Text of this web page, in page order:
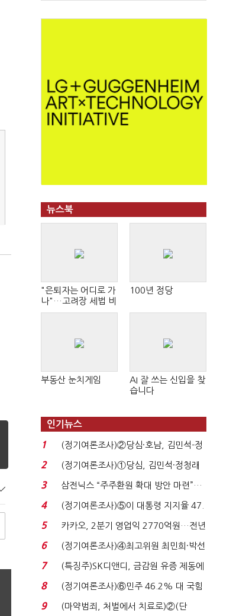
뉴스북
"은퇴자는 어디로 가
나"…고려장 세법 비
판 확산
100년 정당
부동산 눈치게임
AI 잘 쓰는 신입을 찾
습니다
인기뉴스
1
(정기여론조사)②당심·호남, 김민석-정
청래 '초접전'...
2
(정기여론조사)①당심, 김민석·정청래
'초접전'…대통령 ...
3
삼전닉스 “주주환원 확대 방안 마련”…
로이터에 성명...
4
(정기여론조사)⑤이 대통령 지지율 47.
7%…일주일 만에 ...
5
카카오, 2분기 영업익 2770억원…전년
비 36% 증가...
6
(정기여론조사)④최고위원 최민희·박선
원 '양강'…서미...
7
(특징주)SK디앤디, 금감원 유증 제동에
장 초반 상한가...
8
(정기여론조사)⑥민주 46.2% 대 국힘
31.0%…오차범위 밖 ...
9
(마약범죄, 처벌에서 치료로)②(단